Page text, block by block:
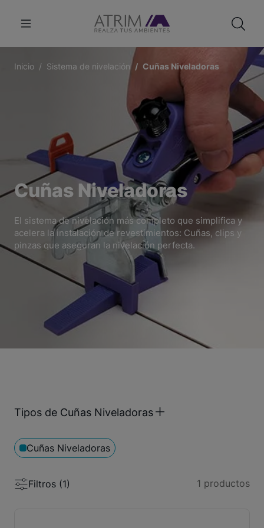
Inicio Sistema de nivelación Cuñas Niveladoras
Cuñas Niveladoras
El sistema de nivelación más completo que simplifica y
acelera la instalación de revestimientos: Cuñas, clips y
pinzas que aseguran la nivelación perfecta.
Tipos de Cuñas Niveladoras
Cuñas Niveladoras
Filtros (1) 1 productos